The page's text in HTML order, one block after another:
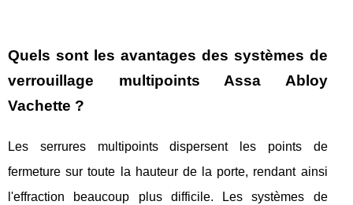
Quels sont les avantages des systèmes de
verrouillage multipoints Assa Abloy
Vachette ?
Les serrures multipoints dispersent les points de
fermeture sur toute la hauteur de la porte, rendant ainsi
l'effraction beaucoup plus difficile. Les systèmes de